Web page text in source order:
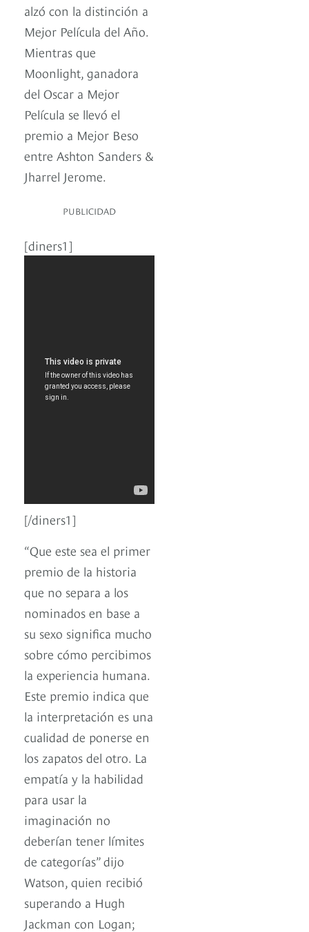
alzó con la distinción a
Mejor Película del Año.
Mientras que
Moonlight, ganadora
del Oscar a Mejor
Película se llevó el
premio a Mejor Beso
entre Ashton Sanders &
Jharrel Jerome.
PUBLICIDAD
[diners1]
[/diners1]
“Que este sea el primer
premio de la historia
que no separa a los
nominados en base a
su sexo significa mucho
sobre cómo percibimos
la experiencia humana.
Este premio indica que
la interpretación es una
cualidad de ponerse en
los zapatos del otro. La
empatía y la habilidad
para usar la
imaginación no
deberían tener límites
de categorías” dijo
Watson, quien recibió
superando a Hugh
Jackman con Logan;